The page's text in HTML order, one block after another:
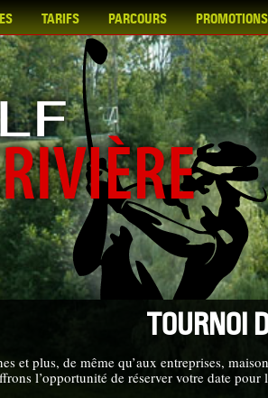
TARIFS PARCOURS PROMOTIONS
TOURNOI
et plus, de même qu’aux entreprises,
l’opportunité de réserver votre date pour